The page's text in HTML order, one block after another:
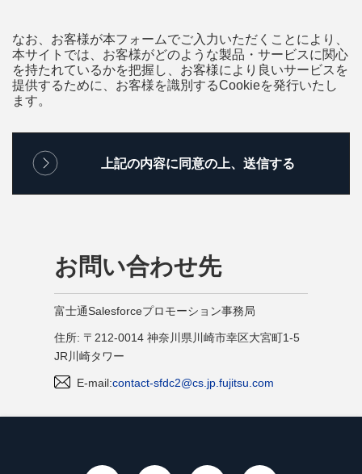
なお、お客様が本フォームでご入力いただくことにより、
本サイトでは、お客様がどのような製品・サービスに関心
を持たれているかを把握し、お客様により良いサービスを
提供するために、お客様を識別するCookieを発行いたし
ます。
お問い合わせ先
富士通Salesforceプロモーション事務局
住所: 〒212-0014 神奈川県川崎市幸区大宮町1-5
JR川崎タワー
E-mail:contact-sfdc2@cs.jp.fujitsu.com